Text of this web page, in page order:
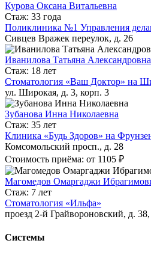
Курова Оксана Витальевна
Стаж: 33 года
Поликлиника №1 Управления
Сивцев Вражек переулок, д. 26
Иванилова Татьяна Александровна
Стаж: 18 лет
Стоматология «Ваш Доктор» на
ул. Широкая, д. 3, корп. 3
Зубанова Инна Николаевна
Стаж: 35 лет
Клиника «Будь Здоров» на
Комсомольский просп., д. 28
Стоимость приёма: от 1105 ₽
Магомедов Омаргаджи
Стаж: 7 лет
Стоматология «Ильфа»
проезд 2-й Грайвороновский, д. 38,
Системы